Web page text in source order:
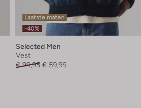
Laatste maten
-40%
Selected Men
Vest
€ 99,95 € 59,99